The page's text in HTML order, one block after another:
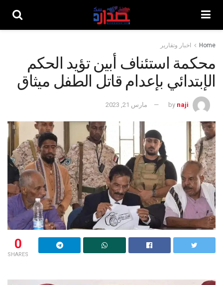
Home اخبار وتقارير
محكمة استئناف أبين تؤيد الحكم
الإبتدائي بإعدام قاتل الطفل ميثاق
by naji مارس 21, 2023
0
SHARES